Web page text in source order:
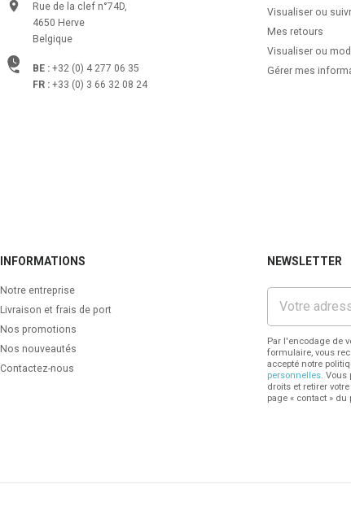
Rue de la clef n°74D,
4650 Herve
Belgique
BE : +32 (0) 4 277 06 35
FR : +33 (0) 3 66 32 08 24
Visualiser ou
Mes retours
Visualiser ou
Gérer mes
INFORMATIONS
Notre entreprise
Livraison et frais de port
Nos promotions
Nos nouveautés
Contactez-nous
NEWSLETTER
Votre
adresse
e-
mail
Par l'encodage de
formulaire, vous
accepté notre
personnelles .
droits et retirer
page « contact » du